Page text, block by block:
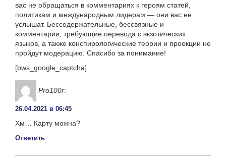
вас не обращаться в комментариях к героям статей,
политикам и международным лидерам — они вас не
услышат. Бессодержательные, бессвязные и
комментарии, требующие перевода с экзотических
языков, а также конспирологические теории и проекции не
пройдут модерацию. Спасибо за понимание!
[bws_google_captcha]
Pro100r:
26.04.2021 в 06:45
Хм… Карту можна?
Ответить